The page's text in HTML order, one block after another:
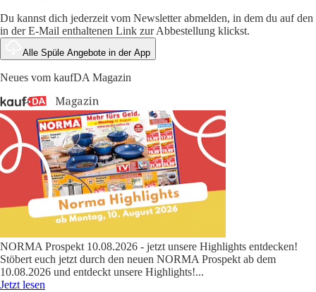
Du kannst dich jederzeit vom Newsletter abmelden, in dem du auf den
in der E-Mail enthaltenen Link zur Abbestellung klickst.
Alle Spüle Angebote in der App
Neues vom kaufDA Magazin
NORMA Prospekt 10.08.2026 - jetzt unsere Highlights entdecken!
Stöbert euch jetzt durch den neuen NORMA Prospekt ab dem
10.08.2026 und entdeckt unsere Highlights!...
Jetzt lesen